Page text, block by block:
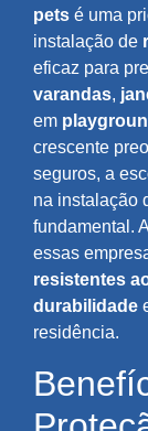
pets é uma
instalação de
eficaz para
varandas,
em
crescente
seguros, a
na instalação
fundamental.
essas
resistentes
durabilidade
residência.